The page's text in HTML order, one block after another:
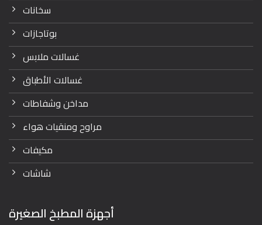
سخانات
بوتاجازات
غسالات ملابس
غسالات الأطباق
مداخن وشفاطات
مراوح ومنقيات هواء
مكيفات
شاشات
أجهزة المطبخ الصغيرة